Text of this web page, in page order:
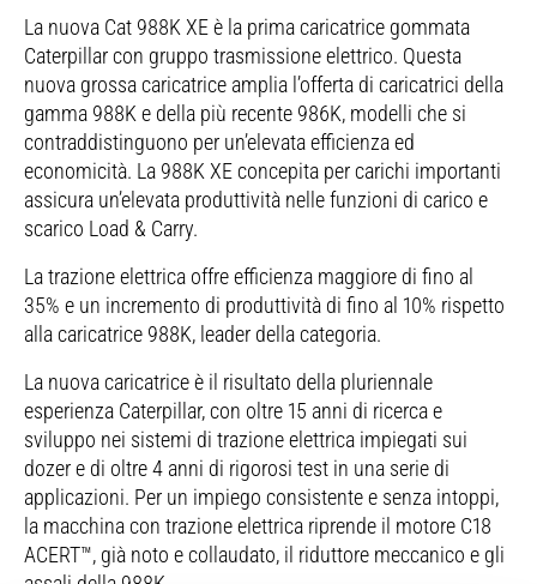
La nuova Cat 988K XE è la prima caricatrice gommata
Caterpillar con gruppo trasmissione elettrico. Questa
nuova grossa caricatrice amplia l’offerta di caricatrici della
gamma 988K e della più recente 986K, modelli che si
contraddistinguono per un’elevata efficienza ed
economicità. La 988K XE concepita per carichi importanti
assicura un’elevata produttività nelle funzioni di carico e
scarico Load & Carry.
La trazione elettrica offre efficienza maggiore di fino al
35% e un incremento di produttività di fino al 10% rispetto
alla caricatrice 988K, leader della categoria.
La nuova caricatrice è il risultato della pluriennale
esperienza Caterpillar, con oltre 15 anni di ricerca e
sviluppo nei sistemi di trazione elettrica impiegati sui
dozer e di oltre 4 anni di rigorosi test in una serie di
applicazioni. Per un impiego consistente e senza intoppi,
la macchina con trazione elettrica riprende il motore C18
ACERT™, già noto e collaudato, il riduttore meccanico e gli